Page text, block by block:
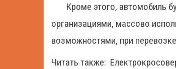
Кроме этого, автомобиль
организациями, массово
возможностями, при
Читать также: